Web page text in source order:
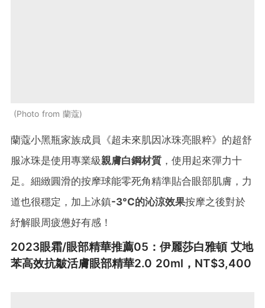
Photo from 蘭蔻
蘭蔻小黑瓶家族成員《超未來肌因冰珠亮眼粹》的超舒
服冰珠是使用專業級親膚白鋼材質 ，使用起來彈力十
足。細緻圓滑的按摩球能零死角精準貼合眼部肌膚，力
道也很穩定，加上冰鎮-3°C的沁涼效果按摩之後對於
紓解眼周疲憊好有感！
2023眼霜/眼部精華推薦05：伊麗莎白雅頓 艾地
苯高效抗皺活膚眼部精華2.0 20ml，NT$3,400